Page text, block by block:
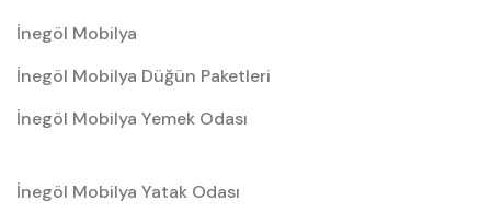
İnegöl Mobilya
İnegöl Mobilya Düğün Paketleri
İnegöl Mobilya Yemek Odası
İnegöl Mobilya Yatak Odası